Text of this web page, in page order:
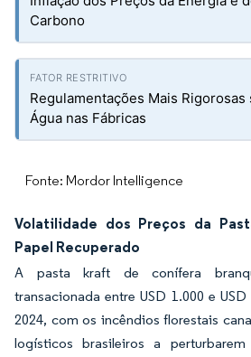
Carbono
Regulamentações Mais
Água nas Fábricas
Fonte: Mordor Intelligence
Volatilidade dos Preços da
Papel Recuperado
A pasta kraft de conífera
transacionada entre USD 1.000 e
2024, com os incêndios florestais
logísticos brasileiros a